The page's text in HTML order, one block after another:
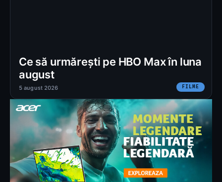
Ce să urmărești pe HBO Max în luna
august
FILME
5 august 2026